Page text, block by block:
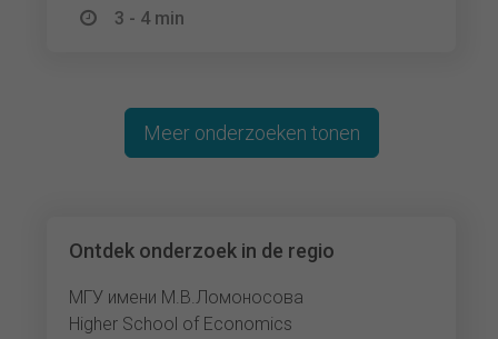
3 - 4 min
Ontdek onderzoek in de regio
МГУ имени М.В.Ломоносова
Higher School of Economics
Meer onderzoeken tonen